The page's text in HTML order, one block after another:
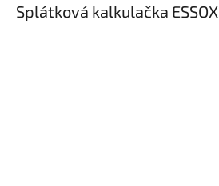
Splátková kalkulačka ESSOX